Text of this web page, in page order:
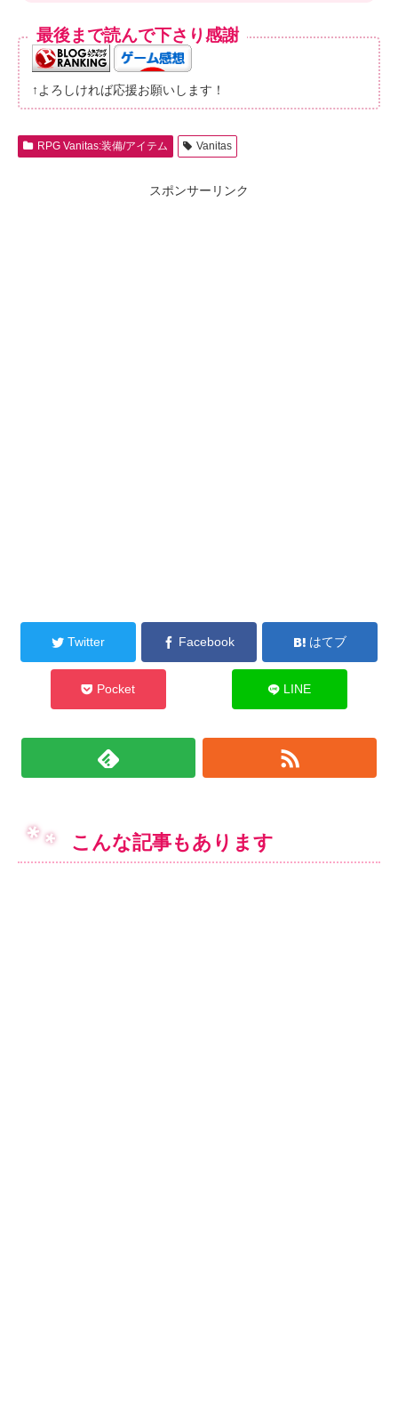
最後まで読んで下さり感謝
↑よろしければ応援お願いします！
RPG Vanitas:装備/アイテム Vanitas
スポンサーリンク
Twitter Facebook はてブ
Pocket LINE
こんな記事もあります